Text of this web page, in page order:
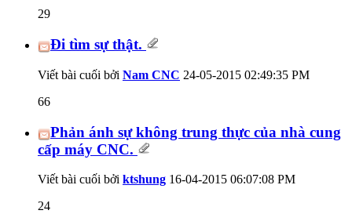
29
Đi tìm sự thật.
Viết bài cuối bởi Nam CNC 24-05-2015 02:49:35 PM
66
Phản ánh sự không trung thực của nhà cung
cấp máy CNC.
Viết bài cuối bởi ktshung 16-04-2015 06:07:08 PM
24